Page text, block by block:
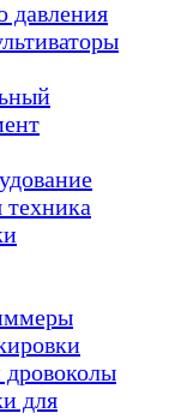
давления
техника
дровоколы
для